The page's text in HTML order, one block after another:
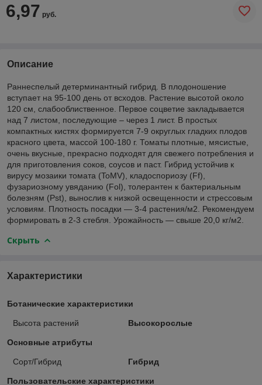
6,97 руб.
Описание
Раннеспелый детерминантный гибрид. В плодоношение
вступает на 95-100 день от всходов. Растение высотой около
120 см, слабооблиственное. Первое соцветие закладывается
над 7 листом, последующие – через 1 лист. В простых
компактных кистях формируется 7-9 округлых гладких плодов
красного цвета, массой 100-180 г. Томаты плотные, мясистые,
очень вкусные, прекрасно подходят для свежего потребления и
для приготовления соков, соусов и паст. Гибрид устойчив к
вирусу мозаики томата (ToMV), кладоспориозу (Ff),
фузариозному увяданию (Fol), толерантен к бактериальным
болезням (Pst), вынослив к низкой освещенности и стрессовым
условиям. Плотность посадки — 3-4 растения/м2. Рекомендуем
формировать в 2-3 стебля. Урожайность — свыше 20,0 кг/м2.
Скрыть
Характеристики
Ботанические характеристики
Высота растений Высокорослые
Основные атрибуты
Сорт/Гибрид Гибрид
Пользовательские характеристики